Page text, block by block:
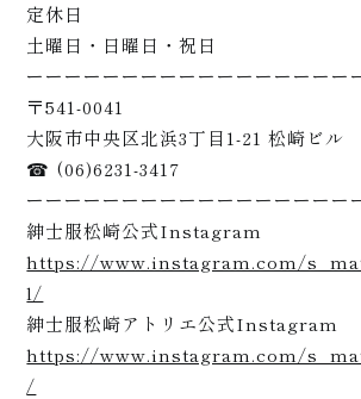
定休日
土曜日・日曜日・祝日
ーーーーーーーーーーーーーーーーー
〒541-0041
大阪市中央区北浜3丁目1-21 松崎ビル
☎ (06)6231-3417
ーーーーーーーーーーーーーーーーー
紳士服松崎公式Instagram
https://www.instagram.com/
l/
紳士服松崎アトリエ公式Instagram
https://www.instagram.com/
/